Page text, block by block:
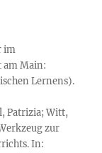
im
am Main:
Lernens).
Patrizia; Witt,
zur
In: